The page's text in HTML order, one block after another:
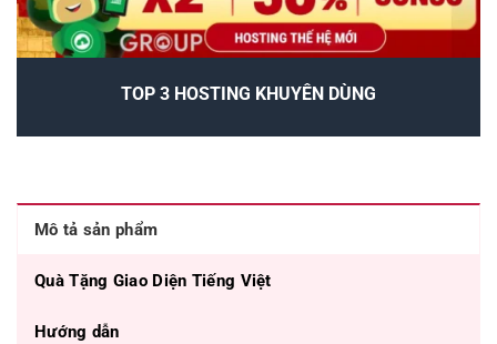
TOP 3 HOSTING KHUYÊN DÙNG
Mô tả sản phẩm
Quà Tặng Giao Diện Tiếng Việt
Hướng dẫn